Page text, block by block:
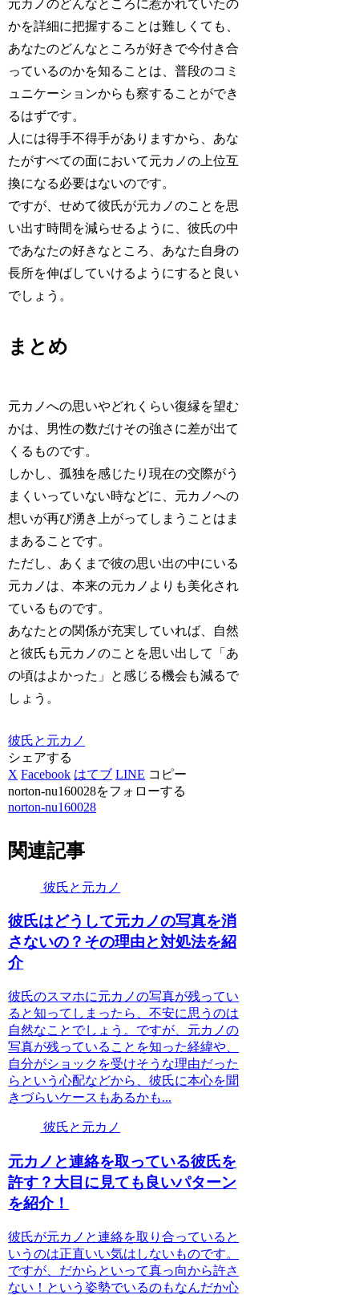
元カノのどんなところに惹かれていたの
かを詳細に把握することは難しくても、
あなたのどんなところが好きで今付き合
っているのかを知ることは、普段のコミ
ュニケーションからも察することができ
るはずです。
人には得手不得手がありますから、あな
たがすべての面において元カノの上位互
換になる必要はないのです。
ですが、せめて彼氏が元カノのことを思
い出す時間を減らせるように、彼氏の中
であなたの好きなところ、あなた自身の
長所を伸ばしていけるようにすると良い
でしょう。
まとめ
元カノへの思いやどれくらい復縁を望む
かは、男性の数だけその強さに差が出て
くるものです。
しかし、孤独を感じたり現在の交際がう
まくいっていない時などに、元カノへの
想いが再び湧き上がってしまうことはま
まあることです。
ただし、あくまで彼の思い出の中にいる
元カノは、本来の元カノよりも美化され
ているものです。
あなたとの関係が充実していれば、自然
と彼氏も元カノのことを思い出して「あ
の頃はよかった」と感じる機会も減るで
しょう。
彼氏と元カノ
シェアする
X Facebook はてブ LINE コピー
norton-nu160028をフォローする
norton-nu160028
関連記事
彼氏と元カノ
彼氏はどうして元カノの写真を消
さないの？その理由と対処法を紹
介
彼氏のスマホに元カノの写真が残ってい
ると知ってしまったら、不安に思うのは
自然なことでしょう。ですが、元カノの
写真が残っていることを知った経緯や、
自分がショックを受けそうな理由だった
らという心配などから、彼氏に本心を聞
きづらいケースもあるかも...
彼氏と元カノ
元カノと連絡を取っている彼氏を
許す？大目に見ても良いパターン
を紹介！
彼氏が元カノと連絡を取り合っていると
いうのは正直いい気はしないものです。
ですが、だからといって真っ向から許さ
ない！という姿勢でいるのもなんだか心